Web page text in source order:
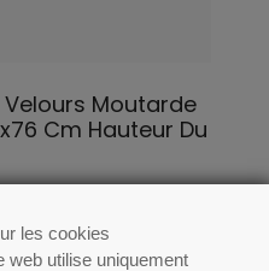
les cookies
web utilise uniquement
Velours Moutarde
Cm Hauteur Du